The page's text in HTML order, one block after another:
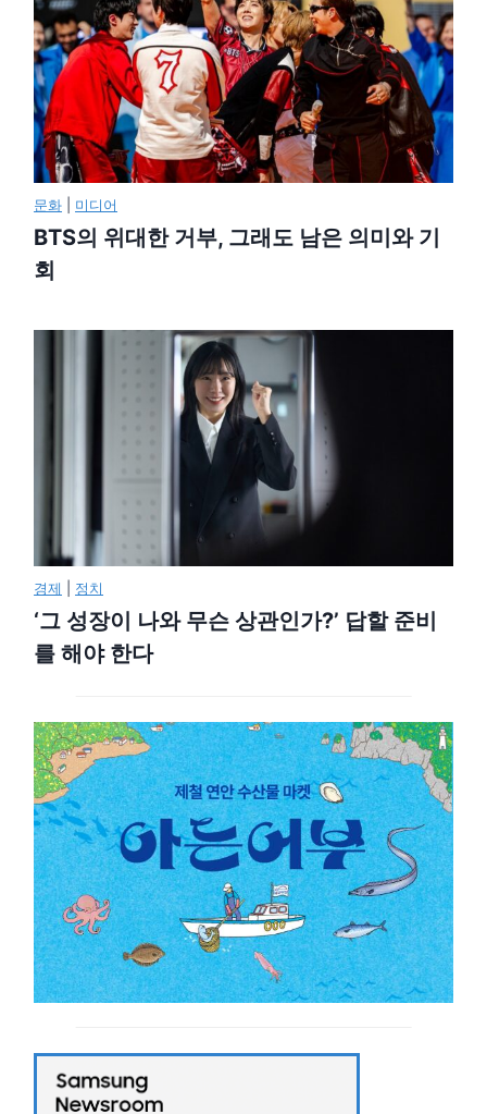
문화 미디어
BTS의 위대한 거부, 그래도 남은 의미와 기
회
경제 정치
‘그 성장이 나와 무슨 상관인가?’ 답할 준비
를 해야 한다